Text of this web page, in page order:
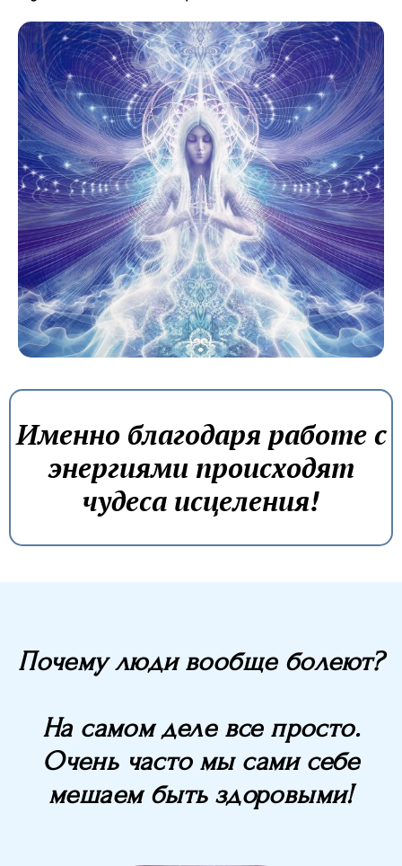
Именно благодаря работе с
энергиями происходят
чудеса исцеления!
Почему люди вообще болеют?
На самом деле все просто.
Очень часто мы сами себе
мешаем быть здоровыми!